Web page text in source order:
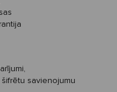
savienojumu